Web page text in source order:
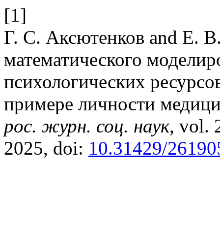
[1]
Г. С. Аксютенков and Е.
математического
психологических
примере личности
рос. журн. соц. наук, vol.
2025, doi: 10.31429/